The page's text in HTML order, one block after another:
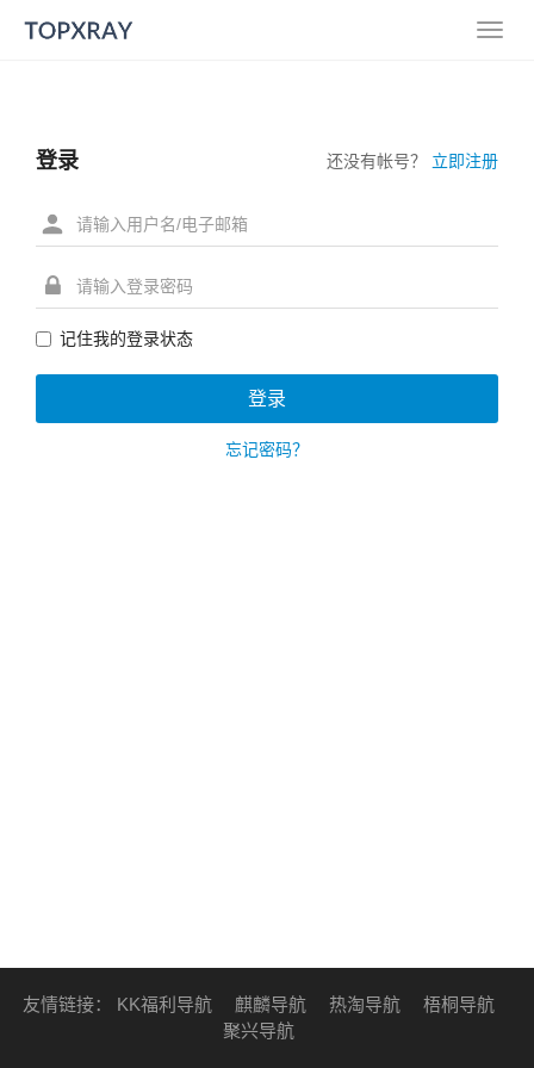
登录 还没有帐号？ 立即注册
记住我的登录状态
忘记密码？
友情链接： KK福利导航 麒麟导航 热淘导航
梧桐导航
聚兴导航